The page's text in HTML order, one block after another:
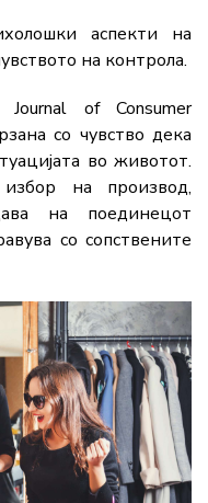
аспекти на
на контрола.
Journal ofConsumer
со чувстводека
во животот.
избор на производ,
на поединецот
сосопствените